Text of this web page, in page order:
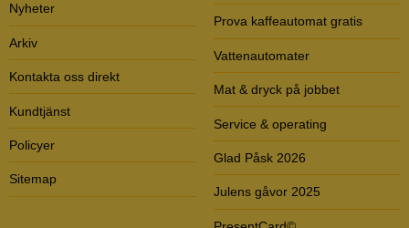
Nyheter
Arkiv
Kontakta oss direkt
Kundtjänst
Policyer
Sitemap
Prova kaffeautomat gratis
Vattenautomater
Mat & dryck på jobbet
Service & operating
Glad Påsk 2026
Julens gåvor 2025